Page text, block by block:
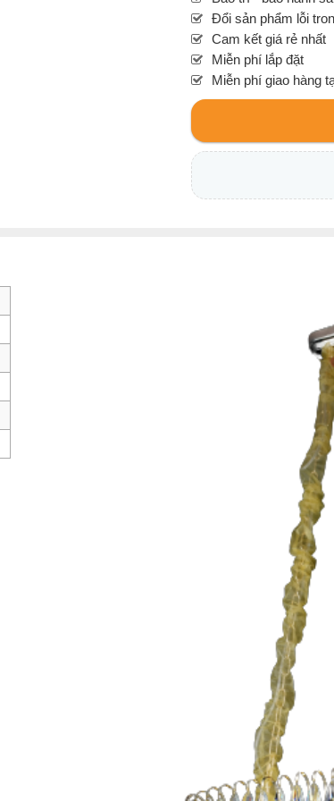
Đổi sản phẩm lỗi
Cam kết giá rẻ nhất
Miễn phí lắp đặt
Miễn phí giao hàng